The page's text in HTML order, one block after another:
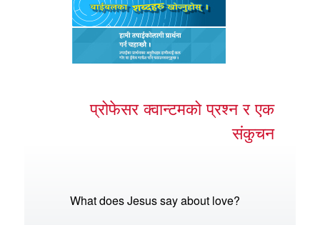
प्रोफेसर क्वान्टमको प्रश्न र एक
संकुचन
What does Jesus say about love?